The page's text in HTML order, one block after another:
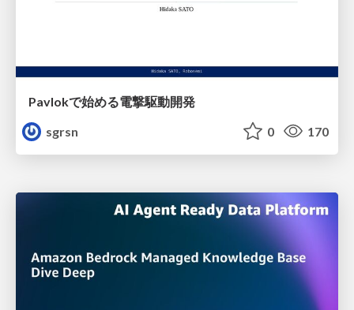
Pavlokで始める電撃駆動開発
sgrsn
0 170